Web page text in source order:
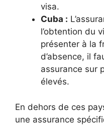
visa.
Cuba :
l’obtention du
présenter à la
d’absence, il
assurance sur
élevés.
En dehors de ces
une assurance